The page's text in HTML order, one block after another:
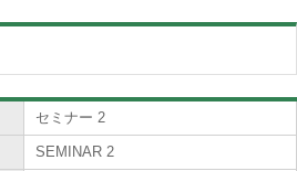
セミナー 2
SEMINAR 2